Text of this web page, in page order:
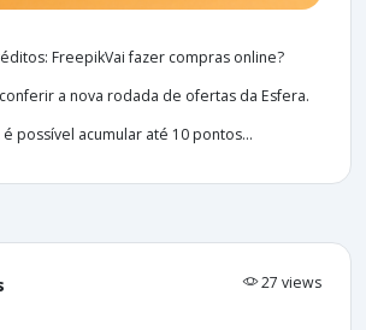
FreepikVai fazer compras online?
a nova rodada de ofertas da Esfera.
possível acumular até 10 pontos...
27 views